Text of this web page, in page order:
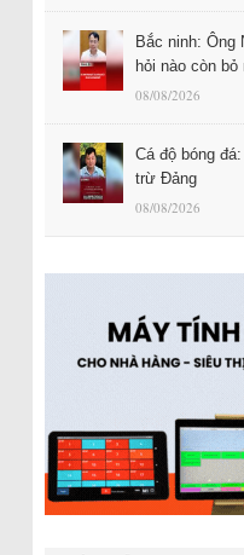
Bắc ninh: Ông
hỏi nào còn bỏ
08/08/2026
Cá độ bóng
trừ Đảng
08/08/2026